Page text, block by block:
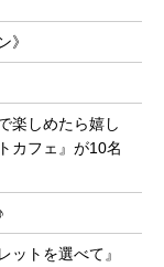
》
楽しめたら嬉し
カフェ』が10名
ットを選べて』